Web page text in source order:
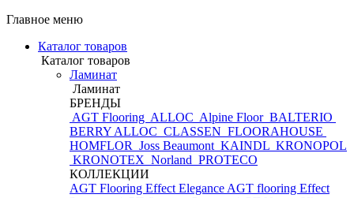
Главное меню
Каталог товаров
Каталог товаров
Ламинат
Ламинат
БРЕНДЫ
AGT Flooring ALLOC Alpine Floor BALTERIO
BERRY ALLOC CLASSEN FLOORAHOUSE
HOMFLOR Joss Beaumont KAINDL KRONOPOL
KRONOTEX Norland PROTECO
КОЛЛЕКЦИИ
AGT Flooring Effect Elegance AGT flooring Effect